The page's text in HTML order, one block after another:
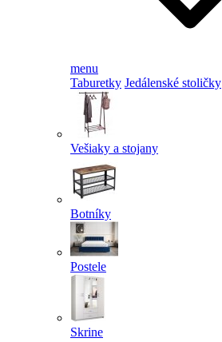
menu
Taburetky Jedálenské stoličky
Vešiaky a stojany
Botníky
Postele
Skrine